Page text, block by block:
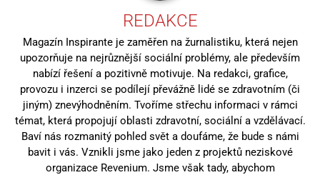
REDAKCE
Magazín Inspirante je zaměřen na žurnalistiku, která nejen
upozorňuje na nejrůznější sociální problémy, ale především
nabízí řešení a pozitivně motivuje. Na redakci, grafice,
provozu i inzerci se podílejí převážně lidé se zdravotním (či
jiným) znevýhodněním. Tvoříme střechu informaci v rámci
témat, která propojují oblasti zdravotní, sociální a vzdělávací.
Baví nás rozmanitý pohled svět a doufáme, že bude s námi
bavit i vás. Vznikli jsme jako jeden z projektů neziskové
organizace Revenium. Jsme však tady, abychom